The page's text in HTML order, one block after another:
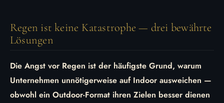
Regen ist keine Katastrophe — drei bewährte
Lösungen
Die Angst vor Regen ist der häufigste Grund, warum
Unternehmen unnötigerweise auf Indoor ausweichen —
obwohl ein Outdoor-Format ihren Zielen besser dienen